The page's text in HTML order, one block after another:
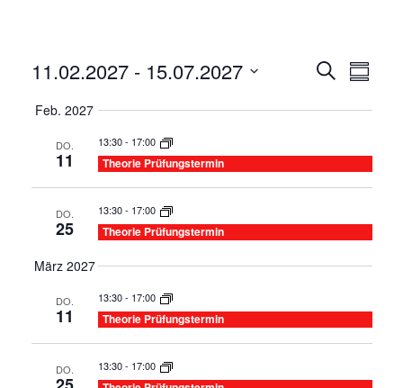
und
Suche
11.02.2027 - 15.07.2027
date.
Feb. 2027
DO.
11
13:30- 17:00
Theorie Prüfungstermin
DO.
25
13:30- 17:00
Theorie Prüfungstermin
März 2027
DO.
11
13:30- 17:00
Theorie Prüfungstermin
DO. 13:30- 17:00